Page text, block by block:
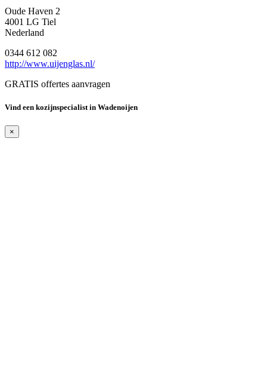
Oude Haven 2
4001 LG Tiel
Nederland
0344 612 082
http://www.uijenglas.nl/
GRATIS offertes aanvragen
Vind een kozijnspecialist in Wadenoijen
×